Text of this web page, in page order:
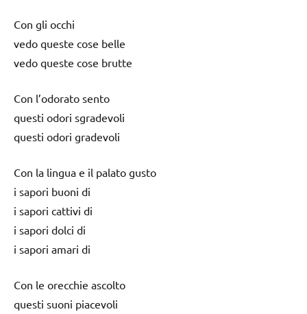
Con gli occhi
vedo queste cose belle
vedo queste cose brutte
Con l’odorato sento
questi odori sgradevoli
questi odori gradevoli
Con la lingua e il palato gusto
i sapori buoni di
i sapori cattivi di
i sapori dolci di
i sapori amari di
Con le orecchie ascolto
questi suoni piacevoli